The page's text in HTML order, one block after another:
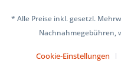
* Alle Preise inkl. gesetzl.
Nachnahmegebühren,
Cookie-Einstellungen